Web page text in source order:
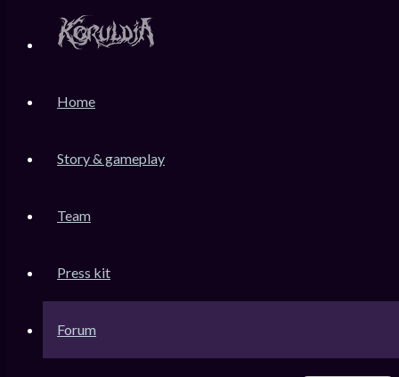
Home
Story & gameplay
Team
Press kit
Forum
Messages non lus
Sujets actifs
Rechercher